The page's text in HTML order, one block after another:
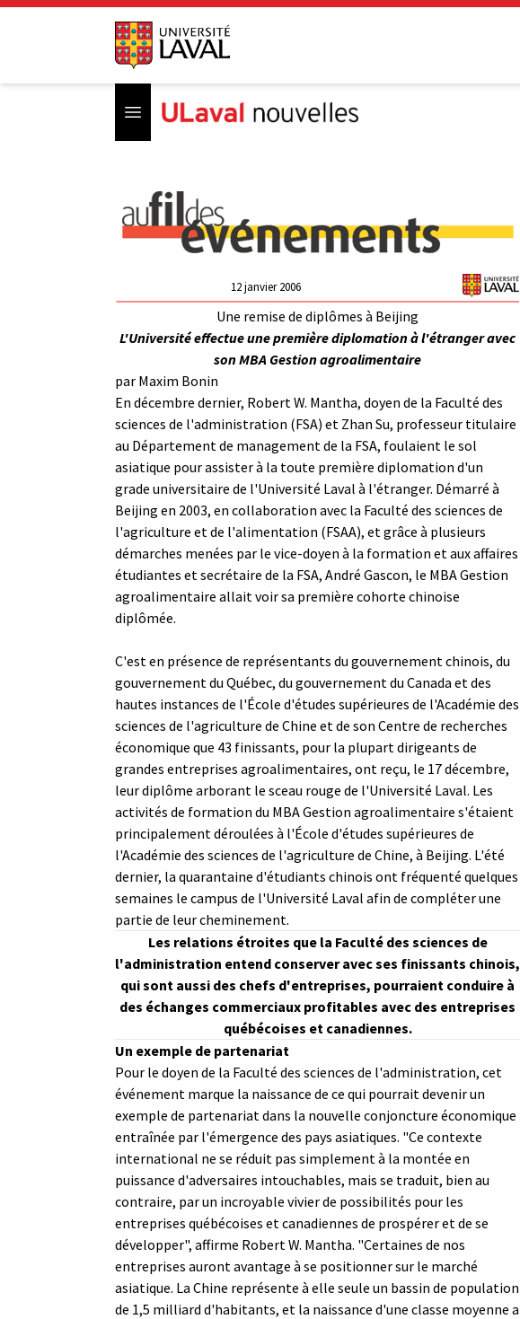
Open menu
12 janvier 2006
Une remise de diplômes à Beijing
L'Université effectue une première diplomation à l'étranger avec
son MBA Gestion agroalimentaire
par Maxim Bonin
En décembre dernier, Robert W. Mantha, doyen de la Faculté des
sciences de l'administration (FSA) et Zhan Su, professeur titulaire
au Département de management de la FSA, foulaient le sol
asiatique pour assister à la toute première diplomation d'un
grade universitaire de l'Université Laval à l'étranger. Démarré à
Beijing en 2003, en collaboration avec la Faculté des sciences de
l'agriculture et de l'alimentation (FSAA), et grâce à plusieurs
démarches menées par le vice-doyen à la formation et aux affaires
étudiantes et secrétaire de la FSA, André Gascon, le MBA Gestion
agroalimentaire allait voir sa première cohorte chinoise
diplômée.
C'est en présence de représentants du gouvernement chinois, du
gouvernement du Québec, du gouvernement du Canada et des
hautes instances de l'École d'études supérieures de l'Académie des
sciences de l'agriculture de Chine et de son Centre de recherches
économique que 43 finissants, pour la plupart dirigeants de
grandes entreprises agroalimentaires, ont reçu, le 17 décembre,
leur diplôme arborant le sceau rouge de l'Université Laval. Les
activités de formation du MBA Gestion agroalimentaire s'étaient
principalement déroulées à l'École d'études supérieures de
l'Académie des sciences de l'agriculture de Chine, à Beijing. L'été
dernier, la quarantaine d'étudiants chinois ont fréquenté quelques
semaines le campus de l'Université Laval afin de compléter une
partie de leur cheminement.
Les relations étroites que la Faculté des sciences de
l'administration entend conserver avec ses finissants chinois,
qui sont aussi des chefs d'entreprises, pourraient conduire à
des échanges commerciaux profitables avec des entreprises
québécoises et canadiennes.
Un exemple de partenariat
Pour le doyen de la Faculté des sciences de l'administration, cet
événement marque la naissance de ce qui pourrait devenir un
exemple de partenariat dans la nouvelle conjoncture économique
entraînée par l'émergence des pays asiatiques. "Ce contexte
international ne se réduit pas simplement à la montée en
puissance d'adversaires intouchables, mais se traduit, bien au
contraire, par un incroyable vivier de possibilités pour les
entreprises québécoises et canadiennes de prospérer et de se
développer", affirme Robert W. Mantha. "Certaines de nos
entreprises auront avantage à se positionner sur le marché
asiatique. La Chine représente à elle seule un bassin de population
de 1,5 milliard d'habitants, et la naissance d'une classe moyenne a